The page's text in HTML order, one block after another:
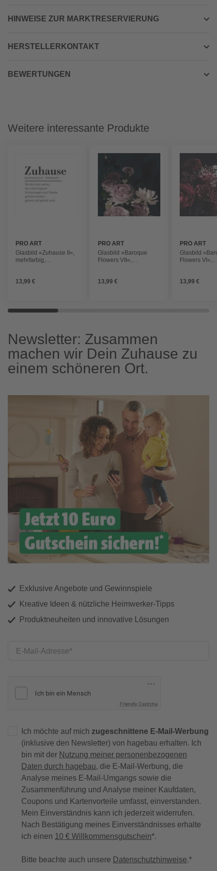
HINWEISE ZUR MARKTRESERVIERUNG
HERSTELLERKONTAKT
BEWERTUNGEN
Weitere interessante Produkte
PRO ART
Glasbild »Zuhause II«,
mehrfarbig,
13,99 €
PRO ART
Glasbild »Baroque
Flowers VII«,
13,99 €
PRO ART
Glasbild
Flowers VI«,
13,99 €
Newsletter: Zusammen
machen wir Dein Zuhause zu
einem schöneren Ort.
Exklusive Angebote und Gewinnspiele
Kreative Ideen & nützliche Heimwerker-Tipps
Produktneuheiten und innovative Lösungen
E-Mail-Adresse
Friendly Captcha
Ich möchte auf mich zugeschnittene E-Mail-Werbung
(inklusive den Newsletter) von hagebau erhalten. Ich
bin mit der Nutzung meiner personenbezogenen
Daten durch hagebau, die E-Mail-Werbung, die
Analyse meines E-Mail-Umgangs sowie die
Zusammenführung und Analyse meiner Kaufdaten,
Coupons und Kartenvorteile umfasst, einverstanden.
Mein Einverständnis kann ich jederzeit widerrufen.
Nach Bestätigung meines Einverständnisses erhalte
ich einen 10 € Willkommensgutschein*.
Bitte beachte auch unsere Datenschutzhinweise.